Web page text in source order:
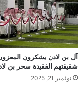
آل بن لادن يشكرون
شقيقتهم الفقيدة سحر بن
نوفمبر 21, 2025